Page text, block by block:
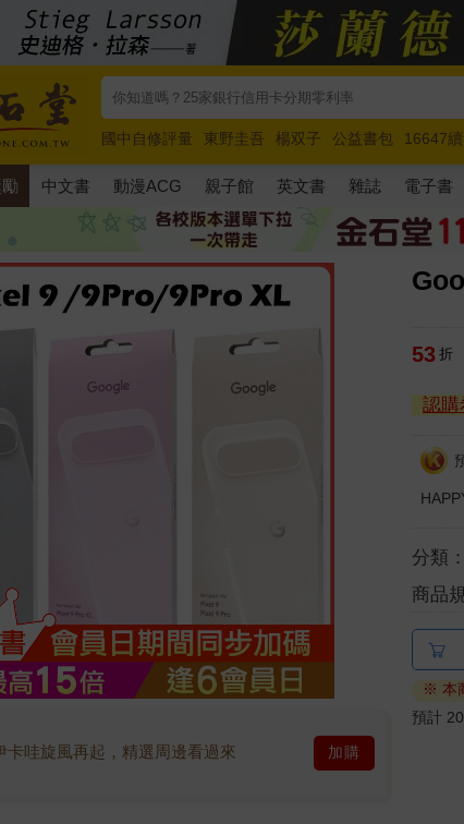
國中自修評量 東野圭吾 楊双子 公益書包 16647續
唯紅花綻放
奧德賽 路邊攤新作 馬斯克 玩具總動
中文書 動漫ACG 親子館 英文書 雜誌 電子書
哇旋風再起，精選周邊看過來 加購
53 折
認購
分類：
商品
※ 本
預計